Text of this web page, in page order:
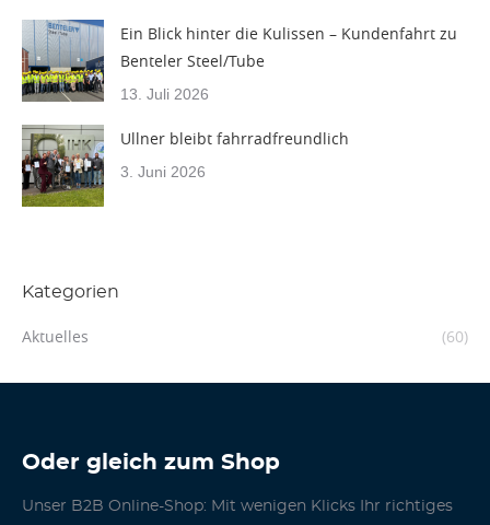
Ein Blick hinter die Kulissen – Kundenfahrt zu
Benteler Steel/Tube
13. Juli 2026
Ullner bleibt fahrradfreundlich
3. Juni 2026
Kategorien
Aktuelles (60)
Oder gleich zum Shop
Unser B2B Online-Shop: Mit wenigen Klicks Ihr richtiges